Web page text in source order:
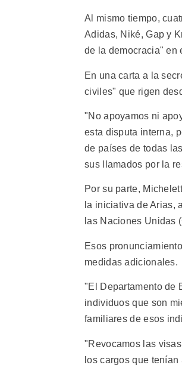
Al mismo tiempo,
Adidas, Niké, Gap y
de la democracia" en
En una carta a la
civiles" que rigen
"No apoyamos ni
esta disputa interna,
de países de todas
sus llamados por la
Por su parte,
la iniciativa de Arias,
las Naciones Unidas
Esos
medidas adicionales.
"El Departamento de
individuos que son
familiares de esos
"Revocamos las
los cargos que